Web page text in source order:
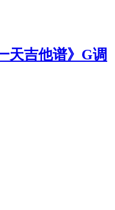
天吉他谱》G调